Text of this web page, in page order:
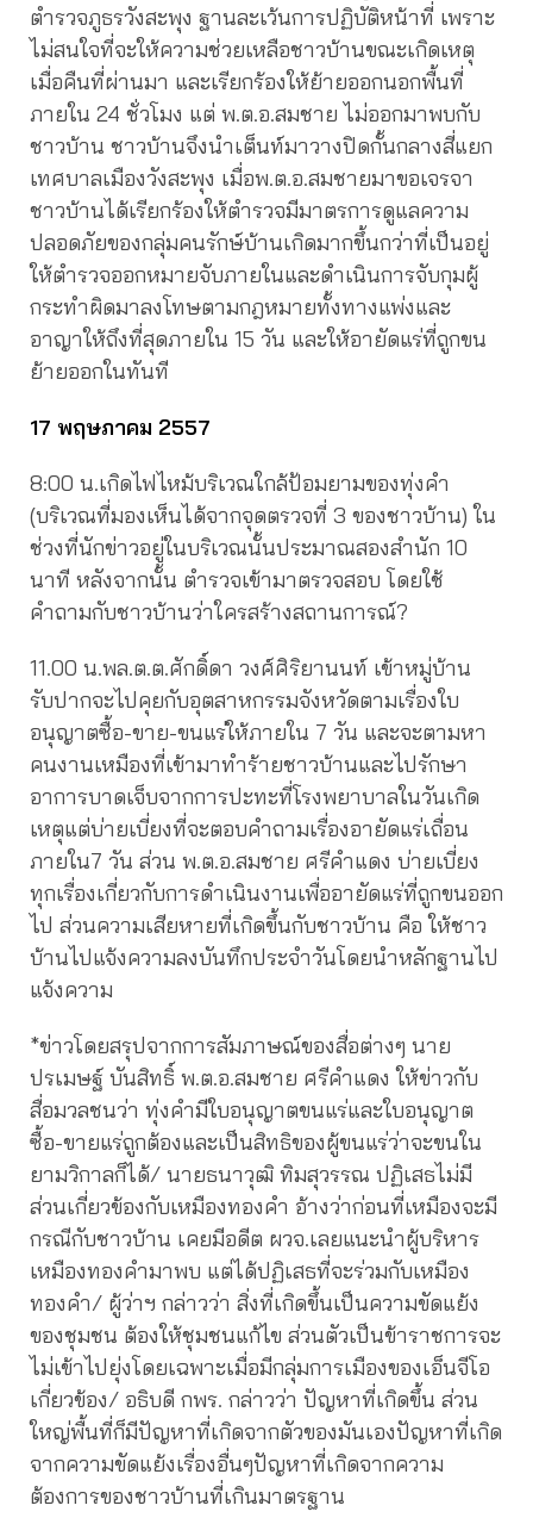
ตำรวจภูธรวังสะพุง ฐานละเว้นการปฏิบัติหน้าที่ เพราะ
ไม่สนใจที่จะให้ความช่วยเหลือชาวบ้านขณะเกิดเหตุ
เมื่อคืนที่ผ่านมา และเรียกร้องให้ย้ายออกนอกพื้นที่
ภายใน 24 ชั่วโมง แต่ พ.ต.อ.สมชาย ไม่ออกมาพบกับ
ชาวบ้าน ชาวบ้านจึงนำเต็นท์มาวางปิดกั้นกลางสี่แยก
เทศบาลเมืองวังสะพุง เมื่อพ.ต.อ.สมชายมาขอเจรจา
ชาวบ้านได้เรียกร้องให้ตำรวจมีมาตรการดูแลความ
ปลอดภัยของกลุ่มคนรักษ์บ้านเกิดมากขึ้นกว่าที่เป็นอยู่
ให้ตำรวจออกหมายจับภายในและดำเนินการจับกุมผู้
กระทำผิดมาลงโทษตามกฎหมายทั้งทางแพ่งและ
อาญาให้ถึงที่สุดภายใน 15 วัน และให้อายัดแร่ที่ถูกขน
ย้ายออกในทันที
17 พฤษภาคม 2557
8:00 น.เกิดไฟไหม้บริเวณใกล้ป้อมยามของทุ่งคำ
(บริเวณที่มองเห็นได้จากจุดตรวจที่ 3 ของชาวบ้าน) ใน
ช่วงที่นักข่าวอยู่ในบริเวณนั้นประมาณสองสำนัก 10
นาที หลังจากนั้น ตำรวจเข้ามาตรวจสอบ โดยใช้
คำถามกับชาวบ้านว่าใครสร้างสถานการณ์?
11.00 น.พล.ต.ต.ศักดิ์ดา วงศ์ศิริยานนท์ เข้าหมู่บ้าน
รับปากจะไปคุยกับอุตสาหกรรมจังหวัดตามเรื่องใบ
อนุญาตซื้อ-ขาย-ขนแร่ให้ภายใน 7 วัน และจะตามหา
คนงานเหมืองที่เข้ามาทำร้ายชาวบ้านและไปรักษา
อาการบาดเจ็บจากการปะทะที่โรงพยาบาลในวันเกิด
เหตุแต่บ่ายเบี่ยงที่จะตอบคำถามเรื่องอายัดแร่เถื่อน
ภายใน7 วัน ส่วน พ.ต.อ.สมชาย ศรีคำแดง บ่ายเบี่ยง
ทุกเรื่องเกี่ยวกับการดำเนินงานเพื่ออายัดแร่ที่ถูกขนออก
ไป ส่วนความเสียหายที่เกิดขึ้นกับชาวบ้าน คือ ให้ชาว
บ้านไปแจ้งความลงบันทึกประจำวันโดยนำหลักฐานไป
แจ้งความ
*ข่าวโดยสรุปจากการสัมภาษณ์ของสื่อต่างๆ นาย
ปรเมษฐ์ บันสิทธิ์ พ.ต.อ.สมชาย ศรีคำแดง ให้ข่าวกับ
สื่อมวลชนว่า ทุ่งคำมีใบอนุญาตขนแร่และใบอนุญาต
ซื้อ-ขายแร่ถูกต้องและเป็นสิทธิของผู้ขนแร่ว่าจะขนใน
ยามวิกาลก็ได้/ นายธนาวุฒิ ทิมสุวรรณ ปฏิเสธไม่มี
ส่วนเกี่ยวข้องกับเหมืองทองคำ อ้างว่าก่อนที่เหมืองจะมี
กรณีกับชาวบ้าน เคยมีอดีต ผวจ.เลยแนะนำผู้บริหาร
เหมืองทองคำมาพบ แต่ได้ปฏิเสธที่จะร่วมกับเหมือง
ทองคำ/ ผู้ว่าฯ กล่าวว่า สิ่งที่เกิดขึ้นเป็นความขัดแย้ง
ของชุมชน ต้องให้ชุมชนแก้ไข ส่วนตัวเป็นข้าราชการจะ
ไม่เข้าไปยุ่งโดยเฉพาะเมื่อมีกลุ่มการเมืองของเอ็นจีโอ
เกี่ยวข้อง/ อธิบดี กพร. กล่าวว่า ปัญหาที่เกิดขึ้น ส่วน
ใหญ่พื้นที่ก็มีปัญหาที่เกิดจากตัวของมันเองปัญหาที่เกิด
จากความขัดแย้งเรื่องอื่นๆปัญหาที่เกิดจากความ
ต้องการของชาวบ้านที่เกินมาตรฐาน